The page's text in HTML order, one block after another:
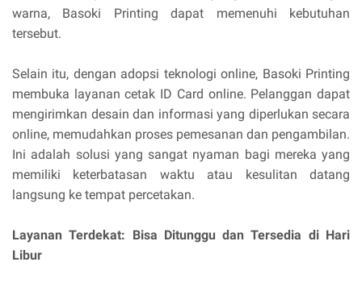
warna, Basoki Printing dapat memenuhi kebutuhan
tersebut.
Selain itu, dengan adopsi teknologi online, Basoki Printing
membuka layanan cetak ID Card online. Pelanggan dapat
mengirimkan desain dan informasi yang diperlukan secara
online, memudahkan proses pemesanan dan pengambilan.
Ini adalah solusi yang sangat nyaman bagi mereka yang
memiliki keterbatasan waktu atau kesulitan datang
langsung ke tempat percetakan.
Layanan Terdekat: Bisa Ditunggu dan Tersedia di Hari
Libur